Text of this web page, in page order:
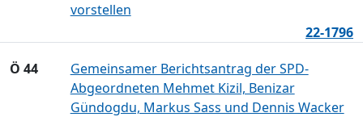
vorstellen
22-1796
Ö 44
Gemeinsamer Berichtsantrag der SPD-
Abgeordneten Mehmet Kizil, Benizar
Gündogdu, Markus Sass und Dennis Wacker